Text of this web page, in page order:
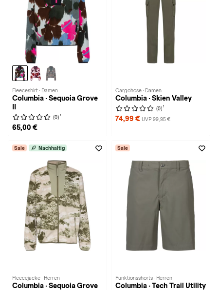
Fleeceshirt · Damen
Columbia · Sequoia Grove
(0) 1
65,00 €
Cargohose · Damen
Columbia · Skien Valley
(0) 1
74,99 € UVP 99,95 €
Sale Nachhaltig
Fleecejacke · Herren
Columbia · Sequoia Grove
Sale
Funktionsshorts · Herren
Columbia · Tech Trail Utility